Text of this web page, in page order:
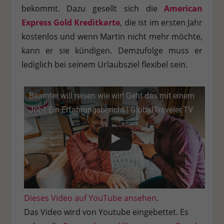
bekommt. Dazu gesellt sich dieAmerican
Express Gold Kreditkarte, die ist im ersten Jahr
kostenlos und wenn Martin nicht mehr möchte,
kann er sie kündigen. Demzufolge muss er
lediglich bei seinem Urlaubsziel flexibel sein.
Beamter will reisen wie wir! Geht das mit einem
Job? Ein Erfahrungsbericht | GlobalTraveler.TV
Dieses Video auf YouTube ansehen.
Das Video wird von Youtube eingebettet. Es